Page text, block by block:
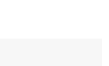
Seiten, darüber die
sowie seitlich davon die